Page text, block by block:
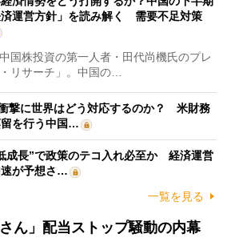
運営方針」を読み解く 需要不足対策
国株投資の第一人者・田代尚機氏のプレ
リサーチ」。中国の…
撃に世界はどう対応するのか？ 米財務
を行う中国…
成長”で政策のテコ入れ必至か 経済運営
速が予想さ…
一覧を見る
ん」配当ストップ騒動の内幕